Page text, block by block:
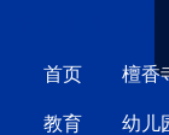
首页 檀香
教育 幼儿